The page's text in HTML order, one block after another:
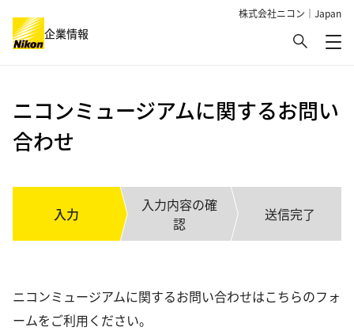
株式会社ニコン｜Japan
企業情報 検索
メ
ニコンミュージアムに関するお問い
合わせ
入力
入力内容の確
認
送信完了
ニコンミュージアムに関するお問い合わせはこちらのフォ
ームをご利用ください。